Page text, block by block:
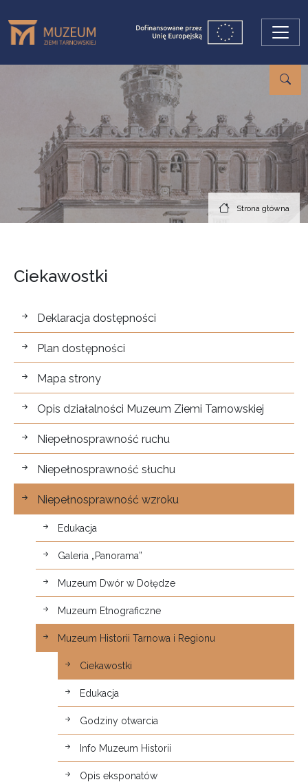
Strona główna
Ciekawostki
Dostępność
Deklaracja dostępności
Plan dostępności
Mapa strony
Opis działalności Muzeum Ziemi Tarnowskiej
Niepełnosprawność ruchu
Niepełnosprawność słuchu
Niepełnosprawność wzroku
Edukacja
Galeria „Panorama”
Muzeum Dwór w Dołędze
Muzeum Etnograficzne
Muzeum Historii Tarnowa i Regionu
Ciekawostki
Edukacja
Godziny otwarcia
Info Muzeum Historii
Opis eksponatów